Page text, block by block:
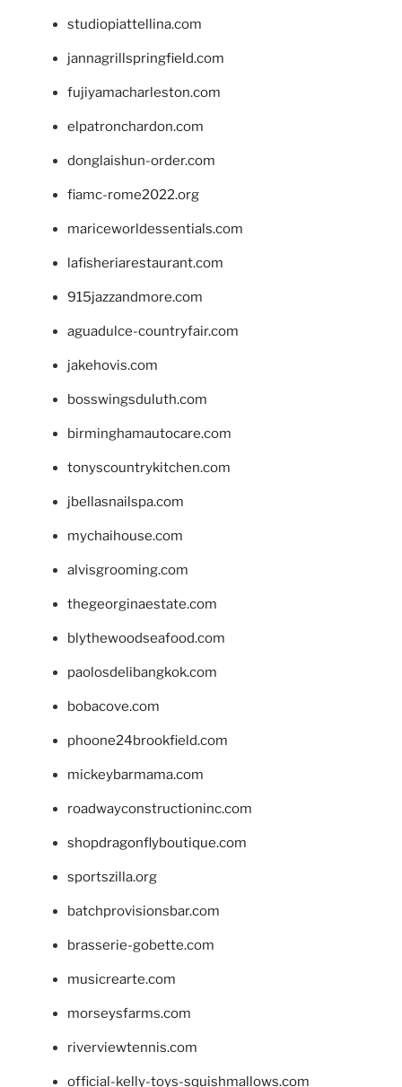
studiopiattellina.com
jannagrillspringfield.com
fujiyamacharleston.com
elpatronchardon.com
donglaishun-order.com
fiamc-rome2022.org
mariceworldessentials.com
lafisheriarestaurant.com
915jazzandmore.com
aguadulce-countryfair.com
jakehovis.com
bosswingsduluth.com
birminghamautocare.com
tonyscountrykitchen.com
jbellasnailspa.com
mychaihouse.com
alvisgrooming.com
thegeorginaestate.com
blythewoodseafood.com
paolosdelibangkok.com
bobacove.com
phoone24brookfield.com
mickeybarmama.com
roadwayconstructioninc.com
shopdragonflyboutique.com
sportszilla.org
batchprovisionsbar.com
brasserie-gobette.com
musicrearte.com
morseysfarms.com
riverviewtennis.com
official-kelly-toys-squishmallows.com